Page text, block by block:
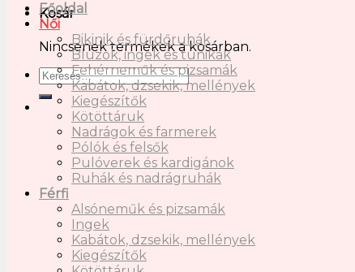
Kosár
Nincsenek termékek a kosárban.
Főoldal
Női
Bikinik és fürdőruhák
Blúzok, ingek és tunikák
Fehérneműk és pizsamák
Kabátok, dzsekik, mellények
Kiegészítők
Kötöttáruk
Nadrágok és farmerek
Pólók és felsők
Pulóverek és kardigánok
Ruhák és nadrágruhák
Férfi
Alsóneműk és pizsamák
Ingek
Kabátok, dzsekik, mellények
Kiegészítők